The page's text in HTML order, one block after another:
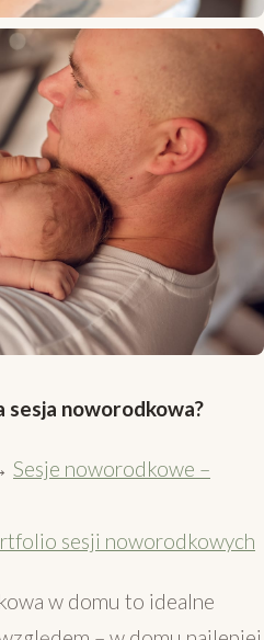
sesja noworodkowa?
Sesje noworodkowe –
sesji noworodkowych
w domu to idealne